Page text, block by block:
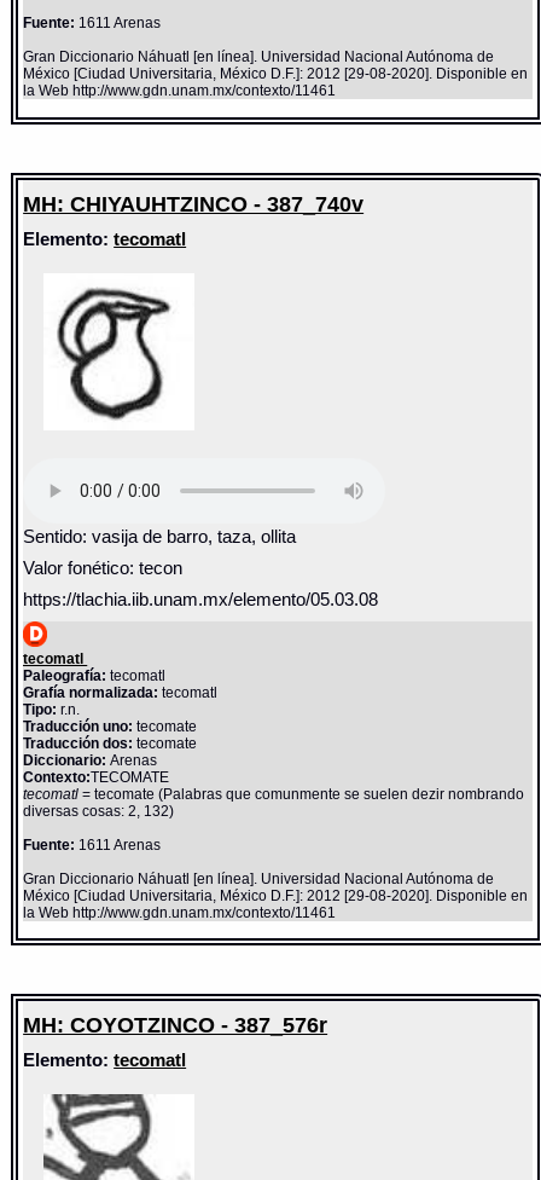
Fuente: 1611 Arenas
Gran Diccionario Náhuatl [en línea]. Universidad Nacional Autónoma de
México [Ciudad Universitaria, México D.F.]: 2012 [29-08-2020]. Disponible en
la Web http://www.gdn.unam.mx/contexto/11461
MH: CHIYAUHTZINCO - 387_740v
Elemento:tecomatl
Sentido: vasija de barro, taza, ollita
Valor fonético: tecon
https://tlachia.iib.unam.mx/elemento/05.03.08
tecomatl
Paleografía: tecomatl
Grafía normalizada: tecomatl
Tipo: r.n.
Traducción uno: tecomate
Traducción dos: tecomate
Diccionario:Arenas
Contexto:TECOMATE
tecomatl= tecomate (Palabras que comunmente se suelen dezir nombrando
diversas cosas: 2, 132)
Fuente: 1611 Arenas
Gran Diccionario Náhuatl [en línea]. Universidad Nacional Autónoma de
México [Ciudad Universitaria, México D.F.]: 2012 [29-08-2020]. Disponible en
la Web http://www.gdn.unam.mx/contexto/11461
MH: COYOTZINCO - 387_576r
Elemento:tecomatl